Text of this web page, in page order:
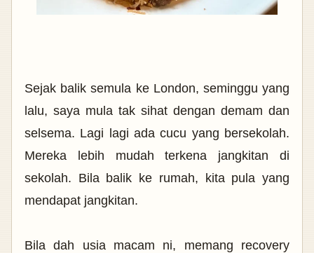
Sejak balik semula ke London, seminggu yang
lalu, saya mula tak sihat dengan demam dan
selsema. Lagi lagi ada cucu yang bersekolah.
Mereka lebih mudah terkena jangkitan di
sekolah. Bila balik ke rumah, kita pula yang
mendapat jangkitan.
Bila dah usia macam ni, memang recovery